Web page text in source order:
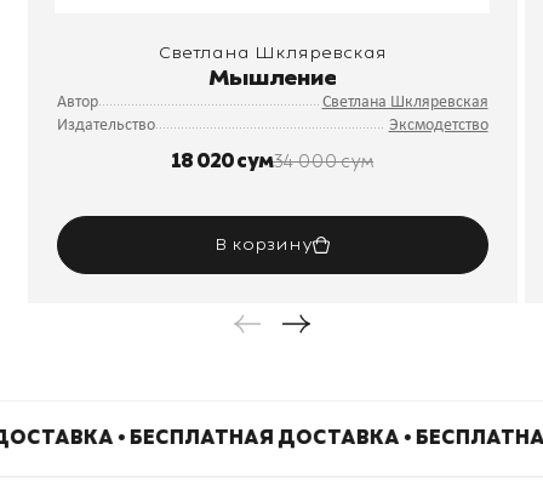
Светлана Шкляревская
Мышление
Автор
Светлана Шкляревская
Издательство
Эксмодетство
18 020 сум34 000 сум
В корзину
• БЕСПЛАТНАЯ ДОСТАВКА •